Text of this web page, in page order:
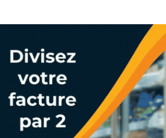
réduire sa consommation
01.07
Aldi Studio lance sa
première collection capsule
inspirée de ses codes
visuels